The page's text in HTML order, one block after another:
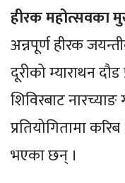
हीरक महोत्सवका
अन्नपूर्ण हीरक
दूरीको म्याराथन
शिविरबाट
प्रतियोगितामा
भएका छन् ।